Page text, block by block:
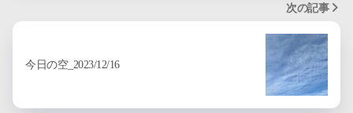
次の記事
今日の空_2023/12/16